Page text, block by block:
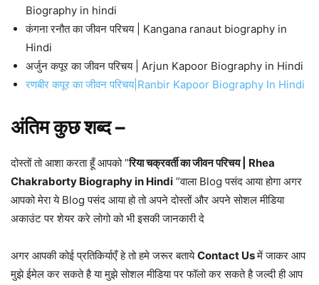
Biography in hindi
कंगना रनौत का जीवन परिचय | Kangana ranaut biography in
Hindi
अर्जुन कपूर का जीवन परिचय | Arjun Kapoor Biography in Hindi
रणबीर कपूर का जीवन परिचय|Ranbir Kapoor Biography In Hindi
अंतिम कुछ शब्द –
दोस्तों तो आशा करता हूँ आपको ”रिया चक्रवर्ती का जीवन परिचय | Rhea
Chakraborty Biography in Hindi ”वाला Blog पसंद आया होगा अगर
आपको मेरा ये Blog पसंद आया हो तो अपने दोस्तों और अपने सोशल मीडिया
अकाउंट पर शेयर करे लोगो को भी इसकी जानकारी दे
अगर आपकी कोई प्रतिकिर्याएँ हे तो हमे जरूर बतायेContact Usमें जाकर आप
मुझे ईमेल कर सकते है या मुझे सोशल मीडिया पर फॉलो कर सकते है जल्दी ही आप